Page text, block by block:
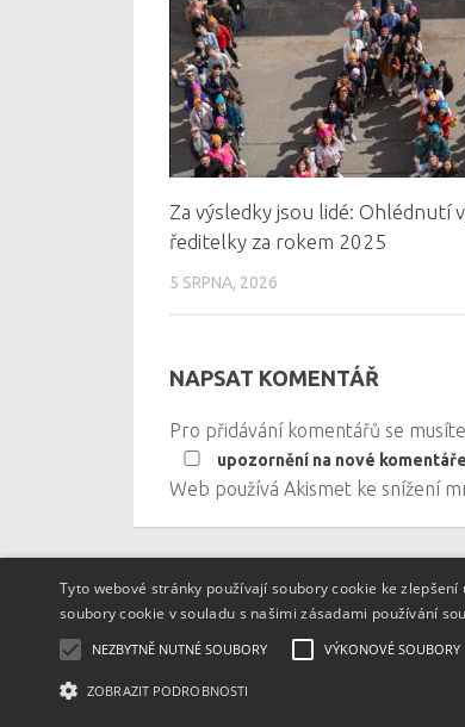
Za výsledky jsou lidé: Ohlédnutí
ředitelky za rokem 2025
5 SRPNA, 2026
NAPSAT KOMENTÁŘ
Pro přidávání komentářů se
upozornění na nové
Web používá Akismet ke snížení
Textový obsah je zveřejněn pod licencí
Tyto webové stránky používají soubory cookie ke
soubory cookie v souladu s našimi zásadami používání
NEZBYTNĚ NUTNÉ SOUBORY VÝKONOVÉ SOUBORY
ZOBRAZIT PODROBNOSTI